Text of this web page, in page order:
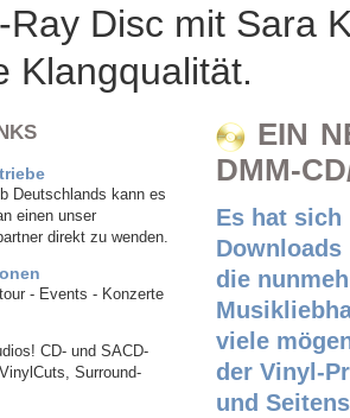
Ray Disc mit Sara
Klangqualität.
Deutschlands kann es
einen unser
direkt zu wenden.
- Events - Konzerte
CD- und SACD-
Surround-
EIN
DMM-
Es hat sich
die
viele
der Vinyl-
und